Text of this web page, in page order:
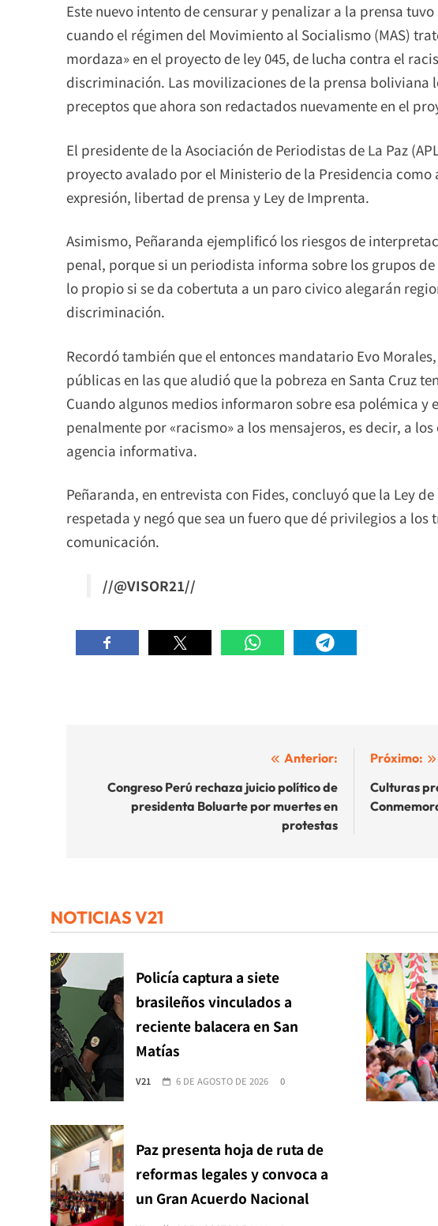
Este nuevo intento de censurar y penalizar a la prensa
cuando el régimen del Movimiento al Socialismo (MAS)
mordaza» en el proyecto de ley 045, de lucha contra el
discriminación. Las movilizaciones de la prensa boliviana
preceptos que ahora son redactados nuevamente en el
El presidente de la Asociación de Periodistas de La Paz
proyecto avalado por el Ministerio de la Presidencia
expresión, libertad de prensa y Ley de Imprenta.
Asimismo, Peñaranda ejemplificó los riesgos de
penal, porque si un periodista informa sobre los grupos
lo propio si se da cobertuta a un paro civico alegarán
discriminación.
Recordó también que el entonces mandatario Evo
públicas en las que aludió que la pobreza en Santa Cruz
Cuando algunos medios informaron sobre esa polémica y
penalmente por «racismo» a los mensajeros, es decir, a
agencia informativa.
Peñaranda, en entrevista con Fides, concluyó que la Ley
respetada y negó que sea un fuero que dé privilegios a
comunicación.
//@VISOR21//
entradas
Anterior:
Congreso Perú rechaza juicio político de
presidenta Boluarte por muertes en
protestas
Próximo:
Culturas
NOTICIAS V21
Policía captura a siete
brasileños vinculados a
reciente balacera en San
Matías
V21 6 DE AGOSTO DE 2026 0
Paz presenta hoja de ruta de
reformas legales y convoca a
un Gran Acuerdo Nacional